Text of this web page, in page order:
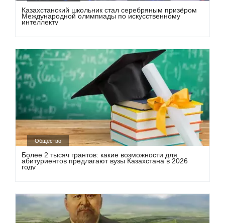
Казахстанский школьник стал серебряным призёром
Международной олимпиады по искусственному
интеллекту
Общество
Более 2 тысяч грантов: какие возможности для
абитуриентов предлагают вузы Казахстана в 2026
году